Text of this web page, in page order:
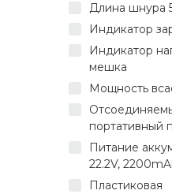
Длина шнура
Индикатор
Индикатор
мешка
Мощность
портативный
Питание
22.2V,
Пластиковая